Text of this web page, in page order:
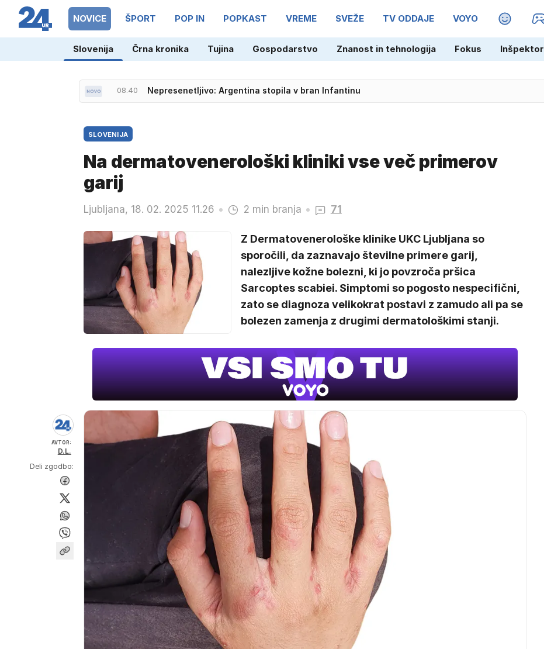
NOVICE ŠPORT POP IN POPKAST VREME SVEŽE TV ODDAJE VOYO MAGAZIN
Slovenija Črna kronika Tujina Gospodarstvo Znanost in tehnologija Fokus Inšpektor
08.40 Nepresenetljivo: Argentina stopila v bran Infantinu
SLOVENIJA
Na dermatovenerološki kliniki vse več primerov
garij
Ljubljana, 18. 02. 2025 11.26 2 min branja 71
Z Dermatovenerološke klinike UKC Ljubljana so
sporočili, da zaznavajo številne primere garij,
nalezljive kožne bolezni, ki jo povzroča pršica
Sarcoptes scabiei. Simptomi so pogosto nespecifični,
zato se diagnoza velikokrat postavi z zamudo ali pa se
bolezen zamenja z drugimi dermatološkimi stanji.
AVTOR:
D.L.
Deli zgodbo: